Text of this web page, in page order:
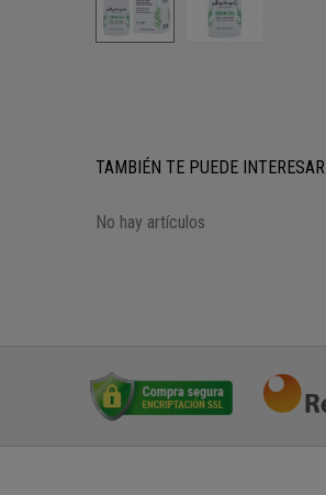
TAMBIÉN TE PUEDE INTERESAR
No hay artículos